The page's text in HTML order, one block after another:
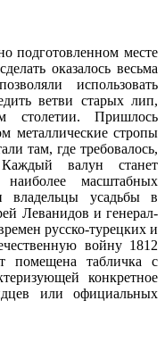
подготовленном месте
оказалось весьма
использовать
ветви старых лип,
столетии. Пришлось
металлические стропы
там, где требовалось,
валун станет
масштабных
владельцы усадьбы в
Леванидов и генерал-
русско-турецких и
войну 1812
помещена табличка с
конкретное
или официальных